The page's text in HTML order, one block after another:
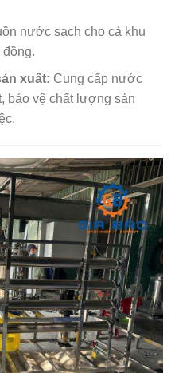
nước sạch cho cả khu
xuất: Cung cấp nước
bảo vệ chất lượng sản